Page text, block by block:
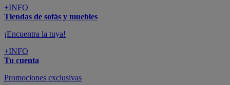
+INFO
Tiendas de sofás y muebles
¡Encuentra la tuya!
+INFO
Tu cuenta
Promociones exclusivas